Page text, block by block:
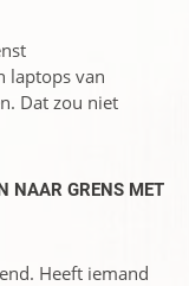
laptops van
Dat zou niet
NAAR GRENS MET
Heeft iemand